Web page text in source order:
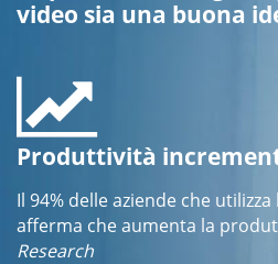
video sia una buona
Produttività
Il 94% delle aziende che
afferma che aumenta la
Research